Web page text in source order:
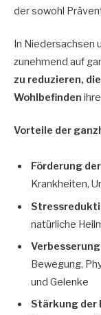
der sowohl
In Niedersachsen
zunehmend auf
zu reduzieren,
Wohlbefinden
Vorteile der
Förderung
Krankheiten,
natürliche
Bewegung,
und Gelenke
Stärkung der